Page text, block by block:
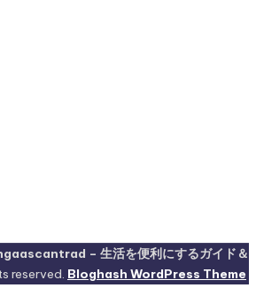
– 生活を便利にするガイド＆
reserved. Bloghash WordPress Theme